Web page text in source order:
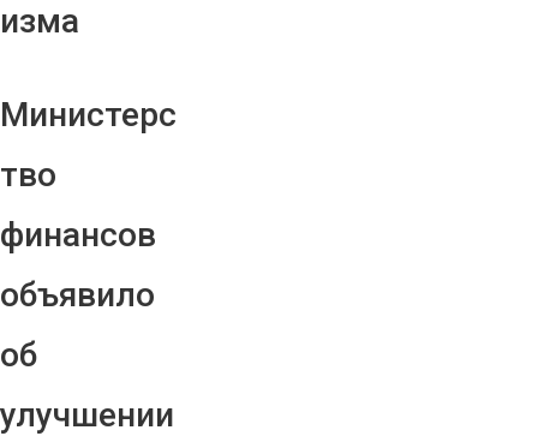
изма
Министерс
тво
финансов
объявило
об
улучшении